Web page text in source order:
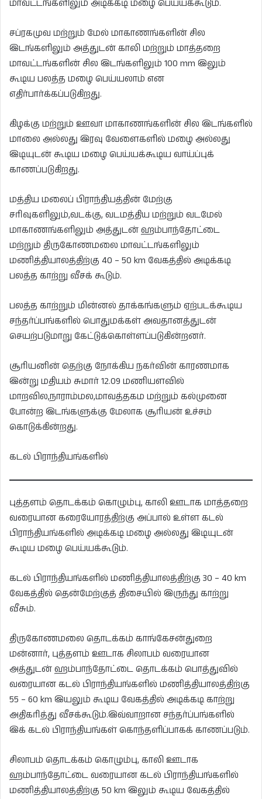
மாவட்டங்களிலும் அடிக்கடி மழை பெய்யக்கூடும்.
சப்ரகமுவ மற்றும் மேல் மாகாணங்களின் சில
இடங்களிலும் அத்துடன் காலி மற்றும் மாத்தறை
மாவட்டங்களின் சில இடங்களிலும் 100 mm இலும்
கூடிய பலத்த மழை பெய்யலாம் என
எதிர்பார்க்கப்படுகிறது.
கிழக்கு மற்றும் ஊவா மாகாணங்களின் சில இடங்களில்
மாலை அல்லது இரவு வேளைகளில் மழை அல்லது
இடியுடன் கூடிய மழை பெய்யக்கூடிய வாய்ப்புக்
காணப்படுகிறது.
மத்திய மலைப் பிராந்தியத்தின் மேற்கு
சரிவுகளிலும்,வடக்கு, வடமத்திய மற்றும் வடமேல்
மாகாணங்களிலும் அத்துடன் ஹம்பாந்தோட்டை
மற்றும் திருகோணமலை மாவட்டங்களிலும்
மணித்தியாலத்திற்கு 40 – 50 km வேகத்தில் அடிக்கடி
பலத்த காற்று வீசக் கூடும்.
பலத்த காற்றும் மின்னல் தாக்கங்களும் ஏற்படக்கூடிய
சந்தர்ப்பங்களில் பொதுமக்கள் அவதானத்துடன்
செயற்படுமாறு கேட்டுக்கொள்ளப்படுகின்றனர்.
சூரியனின் தெற்கு நோக்கிய நகர்வின் காரணமாக
இன்று மதியம் சுமார் 12.09 மணியளவில்
மாறவில,நாராம்மல,மாவத்தகம மற்றும் கல்முனை
போன்ற இடங்களுக்கு மேலாக சூரியன் உச்சம்
கொடுக்கின்றது.
கடல் பிராந்தியங்களில்
புத்தளம் தொடக்கம் கொழும்பு, காலி ஊடாக மாத்தறை
வரையான கரையோரத்திற்கு அப்பால் உள்ள கடல்
பிராந்தியங்களில் அடிக்கடி மழை அல்லது இடியுடன்
கூடிய மழை பெய்யக்கூடும்.
கடல் பிராந்தியங்களில் மணித்தியாலத்திற்கு 30 – 40 km
வேகத்தில் தென்மேற்குத் திசையில் இருந்து காற்று
வீசும்.
திருகோணமலை தொடக்கம் காங்கேசன்துறை
மன்னார், புத்தளம் ஊடாக சிலாபம் வரையான
அத்துடன் ஹம்பாந்தோட்டை தொடக்கம் பொத்துவில்
வரையான கடல் பிராந்தியங்களில் மணித்தியாலத்திற்கு
55 – 60 km இயலும் கூடிய வேகத்தில் அடிக்கடி காற்று
அதிகரித்து வீசக்கூடும்.இவ்வாறான சந்தர்ப்பங்களில்
இக் கடல் பிராந்தியங்கள் கொந்தளிப்பாகக் காணப்படும்.
சிலாபம் தொடக்கம் கொழும்பு, காலி ஊடாக
ஹம்பாந்தோட்டை வரையான கடல் பிராந்தியங்களில்
மணித்தியாலத்திற்கு 50 km இலும் கூடிய வேகத்தில்